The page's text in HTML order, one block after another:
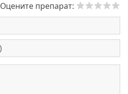
Оцените препарат: